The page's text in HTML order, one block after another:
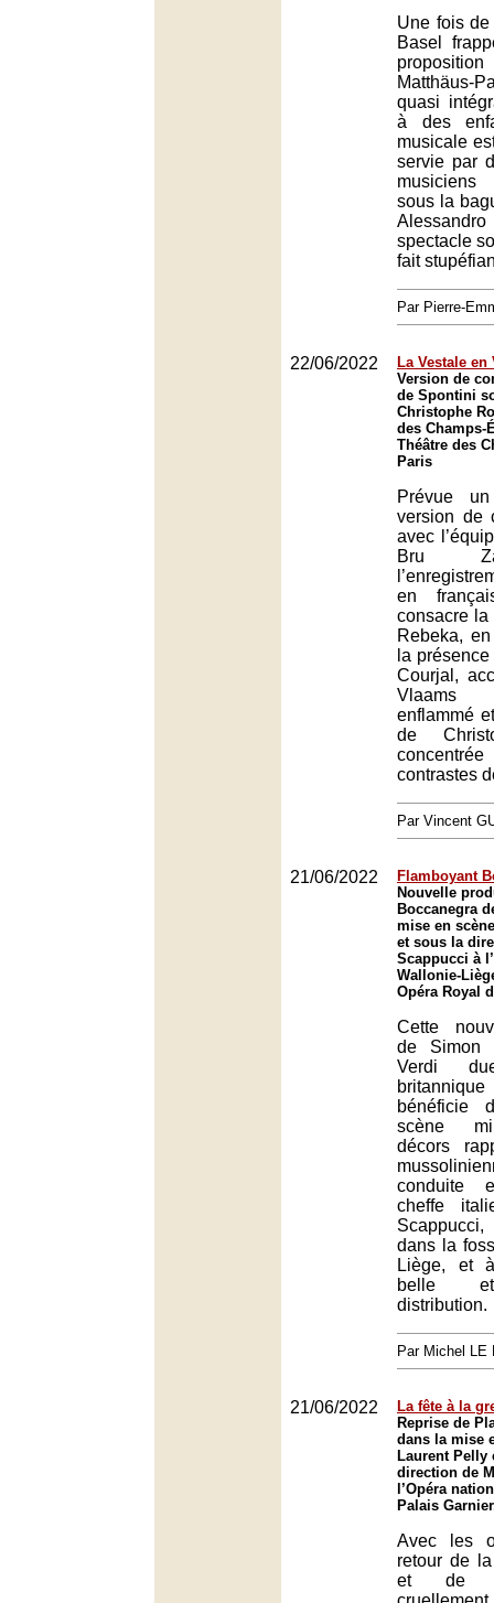
Une fois
Basel
Matthäus-
quasi
à des
musicale
servie par
sous la
spectacle
fait
Par Pierre-
22/06/2022
La Vestale en
Version de
de Spontini
Christophe
des Champs-
Théâtre des
Paris
Prévue
version de
avec
Bru
en
consacre la
Rebeka,
la
Courjal,
Vlaams
enflammé
de
contrastes
Par Vincent
21/06/2022
Flamboyant
Nouvelle
Boccanegra
mise en
et sous la
Scappucci à
Wallonie-
Opéra Royal
Cette
de Simon
Verdi
bénéficie
scène
décors
conduite
cheffe
dans la
Liège, et
belle et
distribution.
Par Michel LE
21/06/2022
La fête à la
Reprise de
dans la mise
Laurent Pelly
direction de
l’Opéra
Palais
Avec les
retour de
et de